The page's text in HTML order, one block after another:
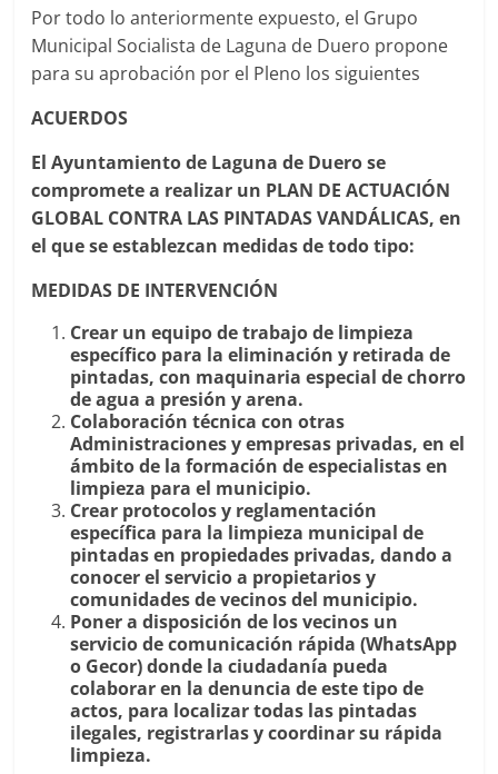
Por todo lo anteriormente expuesto, el Grupo
Municipal Socialista de Laguna de Duero propone
para su aprobación por el Pleno los siguientes
ACUERDOS
El Ayuntamiento de Laguna de Duero se
compromete a realizar un PLAN DE ACTUACIÓN
GLOBAL CONTRA LAS PINTADAS VANDÁLICAS, en
el que se establezcan medidas de todo tipo:
MEDIDAS DE INTERVENCIÓN
Crear un equipo de trabajo de limpieza
específico para la eliminación y retirada de
pintadas, con maquinaria especial de chorro
de agua a presión y arena.
Colaboración técnica con otras
Administraciones y empresas privadas, en el
ámbito de la formación de especialistas en
limpieza para el municipio.
Crear protocolos y reglamentación
específica para la limpieza municipal de
pintadas en propiedades privadas, dando a
conocer el servicio a propietarios y
comunidades de vecinos del municipio.
Poner a disposición de los vecinos un
servicio de comunicación rápida (WhatsApp
o Gecor) donde la ciudadanía pueda
colaborar en la denuncia de este tipo de
actos, para localizar todas las pintadas
ilegales, registrarlas y coordinar su rápida
limpieza.